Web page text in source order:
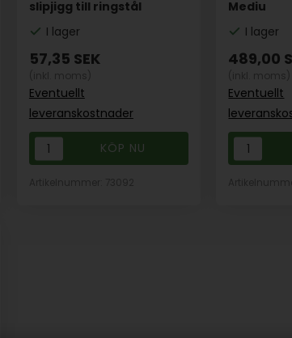
slipjigg till ringstål
I lager
57,35 SEK
Eventuellt
leveranskostnader
Mediu
I lager
489,00
Eventuellt